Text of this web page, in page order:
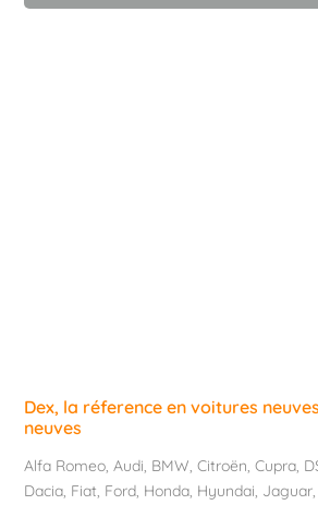
Dex, la réference en voitures
neuves
Alfa Romeo,Audi, BMW,Citroën,Cupra,
Dacia, Fiat, Ford, Honda, Hyundai, Jaguar,